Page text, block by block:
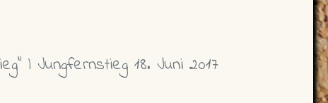
| Jungfernstieg 18. Juni 2017